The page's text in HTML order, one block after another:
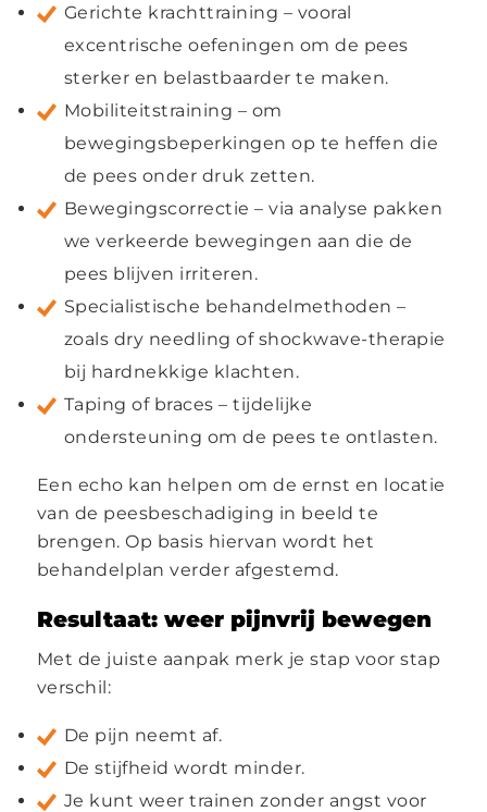
Gerichte krachttraining – vooral
excentrische oefeningen om de pees
sterker en belastbaarder te maken.
Mobiliteitstraining – om
bewegingsbeperkingen op te heffen die
de pees onder druk zetten.
Bewegingscorrectie – via analyse pakken
we verkeerde bewegingen aan die de
pees blijven irriteren.
Specialistische behandelmethoden –
zoals dry needling of shockwave-therapie
bij hardnekkige klachten.
Taping of braces – tijdelijke
ondersteuning om de pees te ontlasten.
Een echo kan helpen om de ernst en locatie
van de peesbeschadiging in beeld te
brengen. Op basis hiervan wordt het
behandelplan verder afgestemd.
Resultaat: weer pijnvrij bewegen
Met de juiste aanpak merk je stap voor stap
verschil:
De pijn neemt af.
De stijfheid wordt minder.
Je kunt weer trainen zonder angst voor